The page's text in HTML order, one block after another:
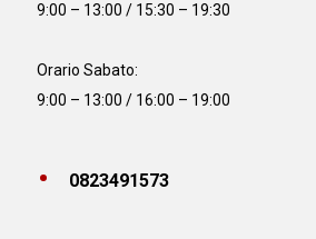
9:00 – 13:00 / 15:30 – 19:30
Orario Sabato:
9:00 – 13:00 / 16:00 – 19:00
0823491573